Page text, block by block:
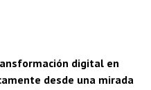
digital en
desde una mirada